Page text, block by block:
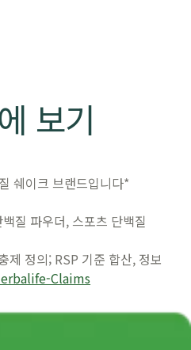
보기
쉐이크 브랜드입니다*
질 파우더, 스포츠 단백질
제 정의; RSP 기준 합산, 정보
Claims